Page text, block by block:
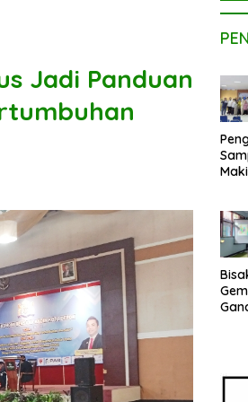
Jadi Panduan